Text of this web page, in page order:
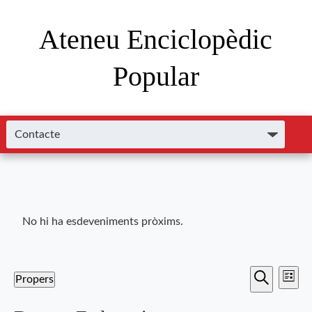
Ateneu Enciclopèdic
Popular
No hi ha esdeveniments pròxims.
Cerca de
Llista
Propers